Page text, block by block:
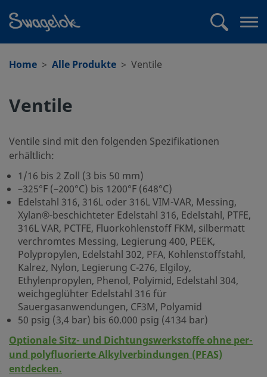
Home
Alle Produkte Ventile
Ventile
Ventile sind mit den folgenden Spezifikationen
erhältlich:
1/16 bis 2 Zoll (3 bis 50 mm)
–325°F (–200°C) bis 1200°F (648°C)
Edelstahl 316, 316L oder 316L VIM-VAR, Messing,
Xylan®-beschichteter Edelstahl 316, Edelstahl, PTFE,
316L VAR, PCTFE, Fluorkohlenstoff FKM, silbermatt
verchromtes Messing, Legierung 400, PEEK,
Polypropylen, Edelstahl 302, PFA, Kohlenstoffstahl,
Kalrez, Nylon, Legierung C-276, Elgiloy,
Ethylenpropylen, Phenol, Polyimid, Edelstahl 304,
weichgeglühter Edelstahl 316 für
Sauergasanwendungen, CF3M, Polyamid
50 psig (3,4 bar) bis 60.000 psig (4134 bar)
Optionale Sitz- und Dichtungswerkstoffe ohne per-
und polyfluorierte Alkylverbindungen (PFAS)
entdecken.